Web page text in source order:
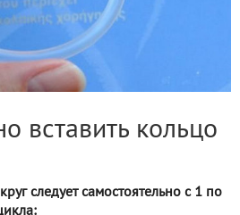
вставить кольцо
следует самостоятельно с 1 по